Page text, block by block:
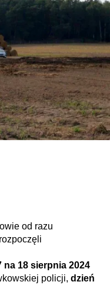
od razu
na 18 sierpnia 2024
policji, dzień